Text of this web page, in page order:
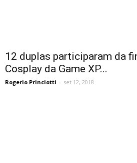
12 duplas participaram da
Cosplay da Game XP...
Rogerio Princiotti - set 12, 2018